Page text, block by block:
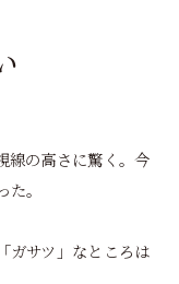
線の高さに驚く。今
。
ガサツ」なところは